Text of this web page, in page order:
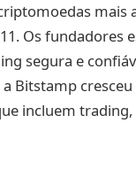
Os fundadores
segura e
Bitstamp
incluem